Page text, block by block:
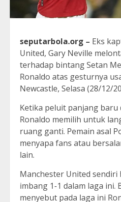
seputarbola.org – Eks
United, Gary Neville
terhadap bintang Setan
Ronaldo atas gesturnya
Newcastle, Selasa (28/12/
Ketika peluit panjang baru
Ronaldo memilih untuk
ruang ganti. Pemain asal
menyapa fans atau
lain.
Manchester United sendiri
imbang 1-1 dalam laga ini.
menyebut pada laga ini